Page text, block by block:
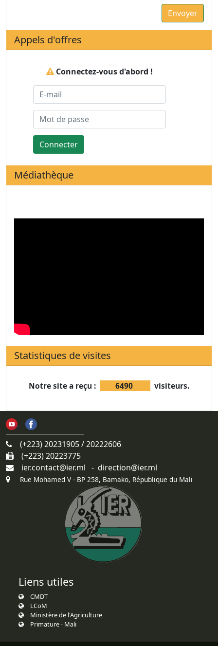
Appels d'offres
Connectez-vous d'abord !
Connecter
Médiathèque
Statistiques de visites
Notre site a reçu : 6490 visiteurs.
(+223) 20231905 / 20222606
(+223) 20223775
ier.contact@ier.ml - direction@ier.ml
Rue Mohamed V - BP 258, Bamako, République du Mali
Liens utiles
CMDT
LCoM
Ministère de l'Agriculture
Primature - Mali